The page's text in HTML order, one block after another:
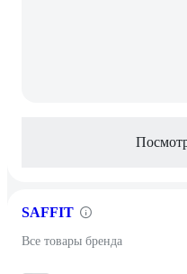
SAFFIT
Все товары бренда